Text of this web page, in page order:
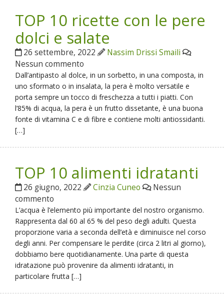
TOP 10 ricette con le pere
dolci e salate
26 settembre, 2022
Nassim Drissi Smaili
Nessun commento
Dall’antipasto al dolce, in un sorbetto, in una composta, in
uno sformato o in insalata, la pera è molto versatile e
porta sempre un tocco di freschezza a tutti i piatti. Con
l’85% di acqua, la pera è un frutto dissetante, è una buona
fonte di vitamina C e di fibre e contiene molti antiossidanti.
[…]
TOP 10 alimenti idratanti
26 giugno, 2022 Cinzia Cuneo
Nessun
commento
L’acqua è l’elemento più importante del nostro organismo.
Rappresenta dal 60 al 65 % del peso degli adulti. Questa
proporzione varia a seconda dell’età e diminuisce nel corso
degli anni. Per compensare le perdite (circa 2 litri al giorno),
dobbiamo bere quotidianamente. Una parte di questa
idratazione può provenire da alimenti idratanti, in
particolare frutta […]